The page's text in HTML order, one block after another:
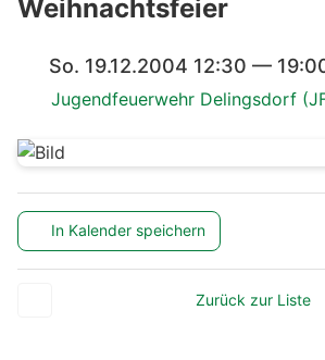
Weihnachtsfeier
So. 19.12.2004 12:30 —
Jugendfeuerwehr Delingsdorf
In Kalender speichern
Zurück zur Liste